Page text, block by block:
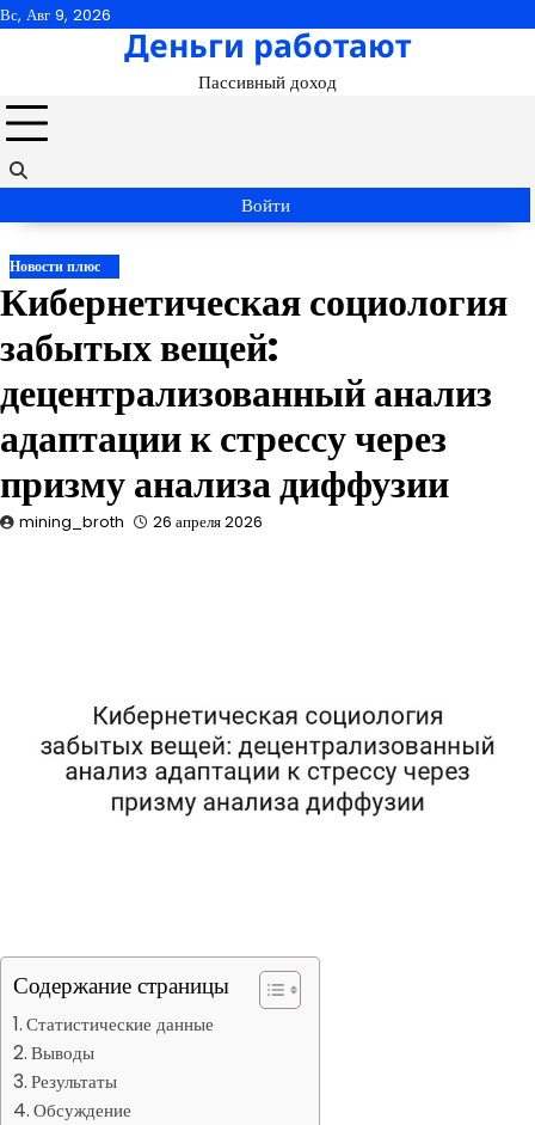
Перейти
Вс, Авг 9, 2026
Деньги работают
Пассивный доход
Войти
Новости плюс
Кибернетическая социология
забытых вещей:
децентрализованный анализ
адаптации к стрессу через
призму анализа диффузии
mining_broth 26 апреля 2026
Содержание страницы
Статистические данные
Выводы
Результаты
Обсуждение